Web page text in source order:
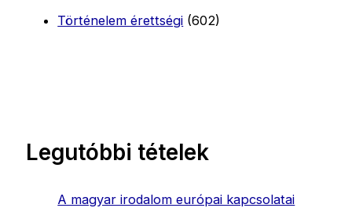
Történelem érettségi (602)
Legutóbbi tételek
A magyar irodalom európai kapcsolatai